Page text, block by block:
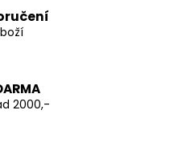
2000,-